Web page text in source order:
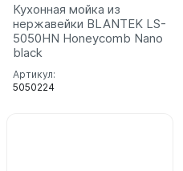
Кухонная мойка из
нержавейки BLANTEK LS-
5050HN Honeycomb Nano
black
Артикул:
5050224